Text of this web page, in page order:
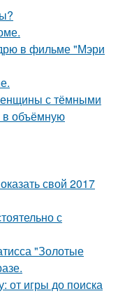
в фильме "Мэри
с тёмными
объёмную
свой 2017
с
"Золотые
от игры до поиска